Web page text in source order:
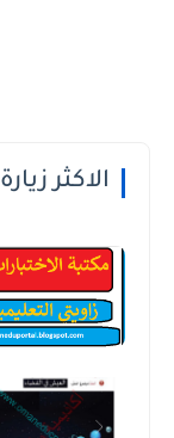
الاكثر زيارة